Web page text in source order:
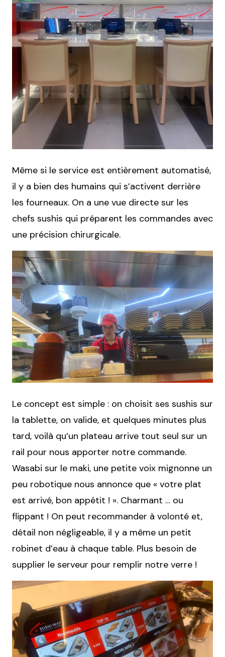
Même si le service est entièrement automatisé,
il y a bien des humains qui s’activent derrière
les fourneaux. On a une vue directe sur les
chefs sushis qui préparent les commandes avec
une précision chirurgicale.
Le concept est simple : on choisit ses sushis sur
la tablette, on valide, et quelques minutes plus
tard, voilà qu’un plateau arrive tout seul sur un
rail pour nous apporter notre commande.
Wasabi sur le maki, une petite voix mignonne un
peu robotique nous annonce que « votre plat
est arrivé, bon appétit ! ». Charmant … ou
flippant ! On peut recommander à volonté et,
détail non négligeable, il y a même un petit
robinet d’eau à chaque table. Plus besoin de
supplier le serveur pour remplir notre verre !